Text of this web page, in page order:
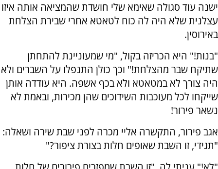
ישנה עוד סגולה שאימא שלי חושדת שהמציאה אותה איזו
עצלנית שלא היה לה כוח לטאטא אחרי שבירת הצלחת
באירוסין.
"בנות!" היא הכריזה בקול, "מי שמעוניינת להתחתן
שתיקח שבר מהצלחת!" וכך כולן התנפלו על השברים ולא
היה צורך לא במטאטא ולא בכף אשפה. היא עודדה אותן
שייקחו לכל מעוכבות השידוכים שהן מכירות, ובאמת לא
נשאר פירור!
אגב פירור, התקשרה אליי מכרה לפני שבת שירה ושאלה:
"תגידי, זו השבת שאופים חלות בצורת ציפור?"